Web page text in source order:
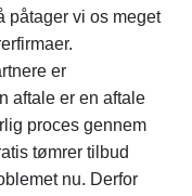
påtager vi os meget
er
aftale er en aftale
proces gennem
tømrer tilbud
nu. Derfor